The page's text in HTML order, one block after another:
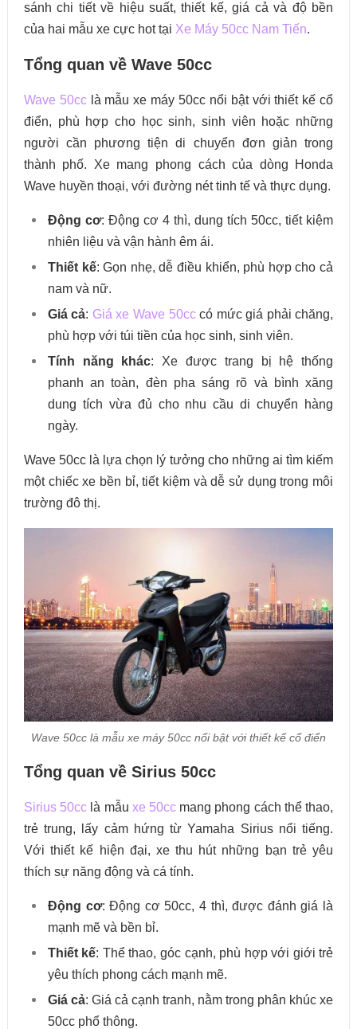
sánh chi tiết về hiệu suất, thiết kế, giá cả và độ bền
của hai mẫu xe cực hot tại Xe Máy 50cc Nam Tiến.
Tổng quan về Wave 50cc
Wave 50cclà mẫu xe máy 50cc nổi bật với thiết kế cổ
điển, phù hợp cho học sinh, sinh viên hoặc những
người cần phương tiện di chuyển đơn giản trong
thành phố. Xe mang phong cách của dòng Honda
Wave huyền thoại, với đường nét tinh tế và thực dụng.
Động cơ: Động cơ 4 thì, dung tích 50cc, tiết kiệm
nhiên liệu và vận hành êm ái.
Thiết kế: Gọn nhẹ, dễ điều khiển, phù hợp cho cả
nam và nữ.
Giá cả: Giá xe Wave 50cccó mức giá phải chăng,
phù hợp với túi tiền của học sinh, sinh viên.
Tính năng khác: Xe được trang bị hệ thống
phanh an toàn, đèn pha sáng rõ và bình xăng
dung tích vừa đủ cho nhu cầu di chuyển hàng
ngày.
Wave 50cc là lựa chọn lý tưởng cho những ai tìm kiếm
một chiếc xe bền bỉ, tiết kiệm và dễ sử dụng trong môi
trường đô thị.
Wave 50cc là mẫu xe máy 50cc nổi bật với thiết kế cổ điển
Tổng quan về Sirius 50cc
Sirius 50cc là mẫu xe 50cc mang phong cách thể thao,
trẻ trung, lấy cảm hứng từ Yamaha Sirius nổi tiếng.
Với thiết kế hiện đại, xe thu hút những bạn trẻ yêu
thích sự năng động và cá tính.
Động cơ: Động cơ 50cc, 4 thì, được đánh giá là
mạnh mẽ và bền bỉ.
Thiết kế: Thể thao, góc cạnh, phù hợp với giới trẻ
yêu thích phong cách mạnh mẽ.
Giá cả: Giá cả cạnh tranh, nằm trong phân khúc xe
50cc phổ thông.